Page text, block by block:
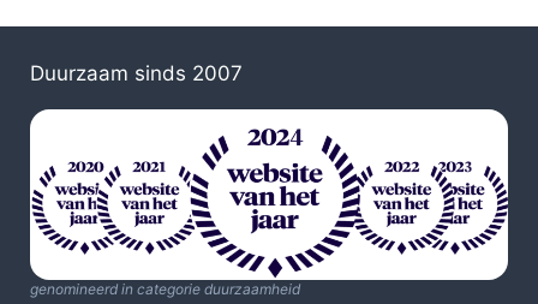
Duurzaam sinds 2007
genomineerd in categorie duurzaamheid